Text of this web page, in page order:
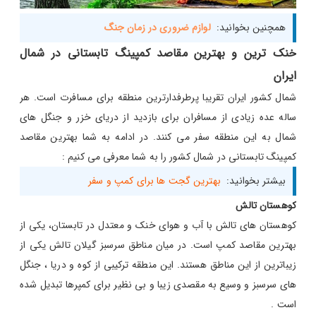
همچنین بخوانید:لوازم ضروری در زمان جنگ
خنک‌ ترین و بهترین مقاصد کمپینگ تابستانی در شمال
ایران
شمال کشور ایران تقریبا پرطرفدارترین منطقه برای مسافرت است. هر
ساله عده زیادی از مسافران برای بازدید از دریای خزر و جنگل های
شمال به این منطقه سفر می کنند. در ادامه به شما بهترین مقاصد
کمپینگ تابستانی در شمال کشور را به شما معرفی می کنیم :
بیشتر بخوانید: بهترین گجت ها برای کمپ و سفر
کوهستان تالش
کوهستان های تالش با آب و هوای خنک و معتدل در تابستان، یکی از
بهترین مقاصد کمپ است. در میان مناطق سرسبز گیلان تالش یکی از
زیباترین از این مناطق هستند. این منطقه ترکیبی از کوه و دریا ، جنگل
های سرسبز و وسیع به مقصدی زیبا و بی نظیر برای کمپرها تبدیل شده
است .